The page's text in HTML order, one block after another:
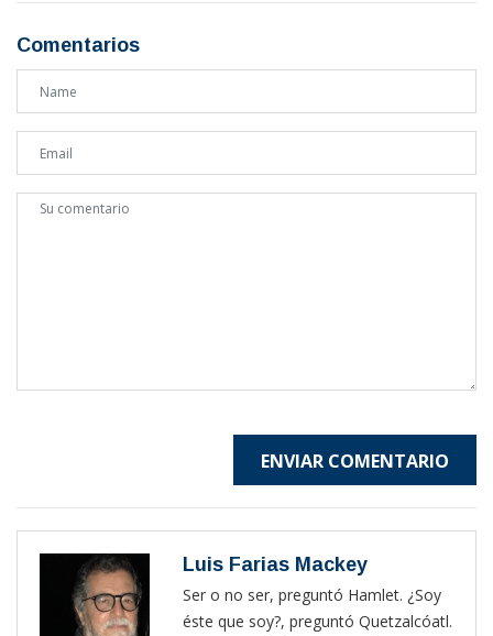
Comentarios
ENVIAR COMENTARIO
Luis Farias Mackey
Ser o no ser, preguntó Hamlet. ¿Soy
éste que soy?, preguntó Quetzalcóatl.